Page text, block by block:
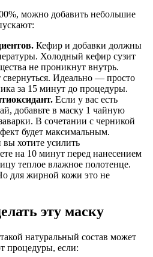
можно добавить небольшие
Кефир и добавки должны
Холодный кефир сузит
не проникнут внутрь.
Идеально — просто
за 15 минут до процедуры.
Если у вас есть
добавьте в маску 1 чайную
В сочетании с черникой
будет максимальным.
вы хотите усилить
на 10 минут перед нанесением
теплое влажное полотенце.
для жирной кожи это не
эту маску
натуральный состав может
процедуры, если: